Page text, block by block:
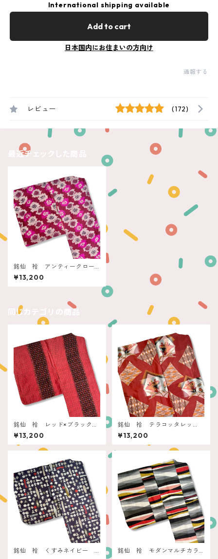
International shipping available
Add to cart
日本国内にお住まいの方向け
通報する
レビュー (172)
最近チェックした商品
銘仙 袷 アンティークロー
ズ ローズライン
¥13,200
同じカテゴリの商品
銘仙 袷 レッド×ブラック
立涌に水玉
¥13,200
銘仙 袷 テラコッタレッ
ド モダン洋花とレンガ
¥13,200
銘仙 袷 くすみネイビー
銘仙 袷 モダンマルチカラ